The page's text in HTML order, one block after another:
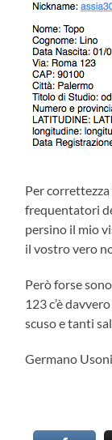
Per
frequentatori
persino il mio
il vostro vero
Però forse
123 c’è
scuso e tanti
Germano Usoni